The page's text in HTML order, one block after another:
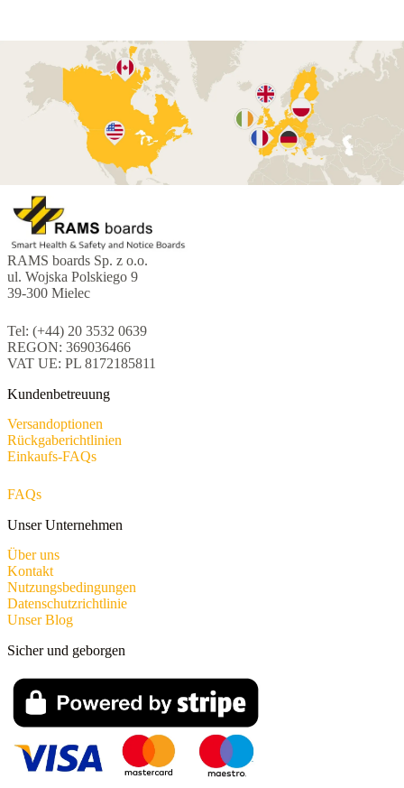
RAMS boards Sp. z o.o.
ul. Wojska Polskiego 9
39-300 Mielec
Tel: (+44) 20 3532 0639
REGON: 369036466
VAT UE: PL 8172185811
Kundenbetreuung
Versandoptionen
Rückgaberichtlinien
Einkaufs-FAQs
FAQs
Unser Unternehmen
Über uns
Kontakt
Nutzungsbedingungen
Datenschutzrichtlinie
Unser Blog
Sicher und geborgen